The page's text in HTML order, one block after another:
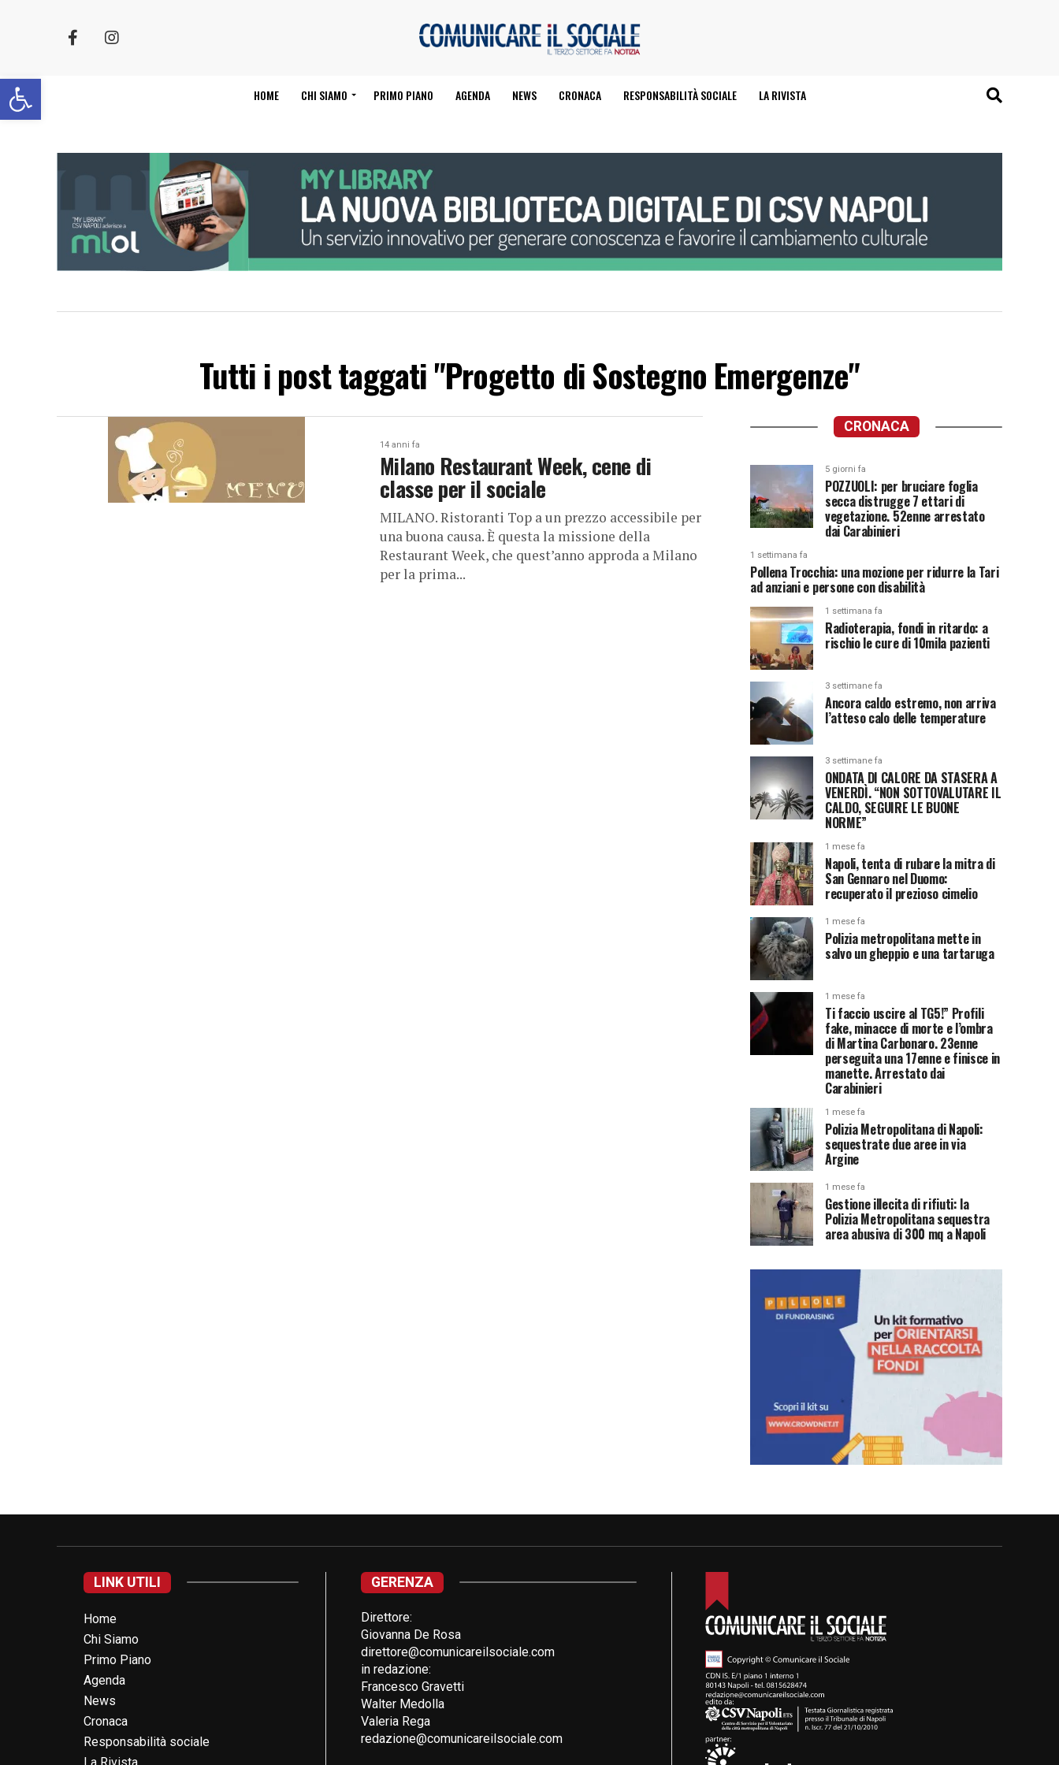
Apri la barra degli strumenti HOME CHI SIAMO PRIMO PIANO AGENDA NEWS CRONACA RESPONSABILITÀ SOCIALE LA RIVISTA
Tutti i post taggati "Progetto di Sostegno Emergenze"
14 anni fa
Milano Restaurant Week, cene di
classe per il sociale
MILANO. Ristoranti Top a un prezzo accessibile per
una buona causa. È questa la missione della
Restaurant Week, che quest’anno approda a Milano
per la prima...
CRONACA
5 giorni fa
POZZUOLI: per bruciare foglia
secca distrugge 7 ettari di
vegetazione. 52enne arrestato
dai Carabinieri
1 settimana fa
Pollena Trocchia: una mozione per ridurre la Tari
ad anziani e persone con disabilità
1 settimana fa
Radioterapia, fondi in ritardo: a
rischio le cure di 10mila pazienti
3 settimane fa
Ancora caldo estremo, non arriva
l’atteso calo delle temperature
3 settimane fa
ONDATA DI CALORE DA STASERA A
VENERDÌ. “NON SOTTOVALUTARE IL
CALDO, SEGUIRE LE BUONE
NORME”
1 mese fa
Napoli, tenta di rubare la mitra di
San Gennaro nel Duomo:
recuperato il prezioso cimelio
1 mese fa
Polizia metropolitana mette in
salvo un gheppio e una tartaruga
1 mese fa
Ti faccio uscire al TG5!” Profili
fake, minacce di morte e l’ombra
di Martina Carbonaro. 23enne
perseguita una 17enne e finisce in
manette. Arrestato dai
Carabinieri
1 mese fa
Polizia Metropolitana di Napoli:
sequestrate due aree in via
Argine
1 mese fa
Gestione illecita di rifiuti: la
Polizia Metropolitana sequestra
area abusiva di 300 mq a Napoli
LINK UTILI
Home
Chi Siamo
Primo Piano
Agenda
News
Cronaca
Responsabilità sociale
GERENZA
Direttore:
Giovanna De Rosa
direttore@comunicareilsociale.com
in redazione:
Francesco Gravetti
Walter Medolla
Valeria Rega
redazione@comunicareilsociale.com